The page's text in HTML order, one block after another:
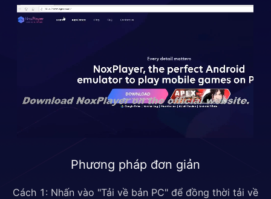
Phương pháp đơn giản
Cách 1: Nhấn vào "Tải về bản PC" để đồng thời tải về